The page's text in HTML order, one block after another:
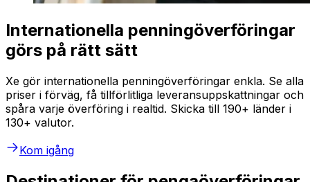
Internationella penningöverföringar
görs på rätt sätt
Xe gör internationella penningöverföringar enkla. Se alla
priser i förväg, få tillförlitliga leveransuppskattningar och
spåra varje överföring i realtid. Skicka till 190+ länder i
130+ valutor.
Kom igång